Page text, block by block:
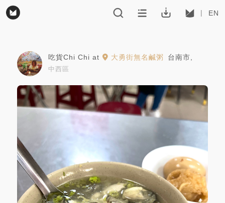
EN
吃貨Chi Chi at 大勇街無名鹹粥 台南市
中西區